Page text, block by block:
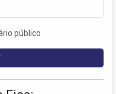
público